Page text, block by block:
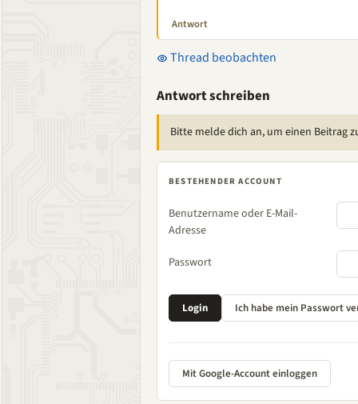
Antwort
Thread beobachten
Antwort schreiben
Bitte melde dich an, um einen Beitrag
BESTEHENDER ACCOUNT
Benutzername oder E-Mail-
Adresse
Passwort
Mit Google-Account einloggen